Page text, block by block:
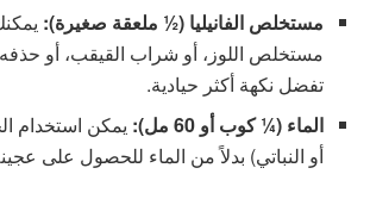
مستخلص الفانيليا (½ ملعقة صغيرة):
مستخلص اللوز، أو شراب القيقب، أو
تفضل نكهة أكثر حيادية.
الماء (¼ كوب أو 60 مل)
: يمكن استخدام
أو النباتي) بدلاً من الماء للحصول على